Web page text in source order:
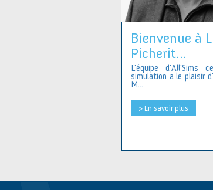
Bienvenue à
Picherit...
L’équipe d’All’Sims
simulation a le plaisir
M...
> En savoir plus